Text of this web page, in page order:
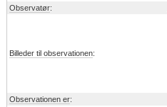
Observatør:
Billeder til observationen:
Observationen er: